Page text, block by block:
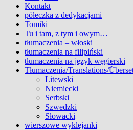
Kontakt
półeczka z dedykacjami
Tomiki
Tu i tam, z tym i owym…
tłumaczenia – włoski
tłumaczenia na filipiński
tłumaczenia na język węgierski
Tłumaczenia/Translations/
Litewski
Niemiecki
Serbski
Szwedzki
Słowacki
wierszowe wyklejanki